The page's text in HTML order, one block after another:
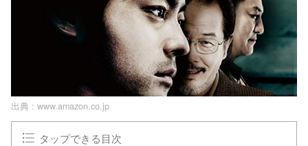
出典 : www.amazon.co.jp
タップできる目次